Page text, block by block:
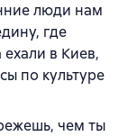
люди нам
где
в Киев,
по культуре
чем ты